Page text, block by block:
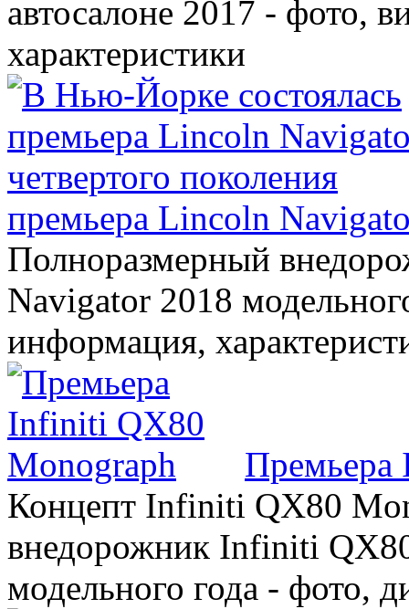
автосалоне 2017 - фото,
характеристики
премьера Lincoln
Полноразмерный
Navigator 2018
информация,
Премьера
Концепт Infiniti QX80
внедорожник Infiniti
модельного года - фото,